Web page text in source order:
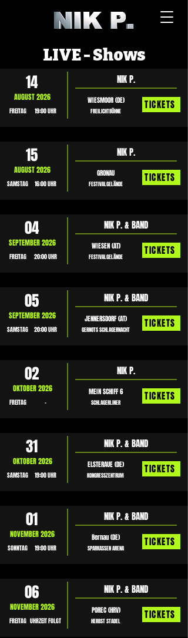
LIVE - Shows
14
FREITAG 19:00 UHR
AUGUST 2026 WIESMOOR (DE)
FREILICHTBÜHNE
NIK P.
TICKETS
15
SAMSTAG 16:00 UHR
AUGUST 2026 GRONAU
FESTIVALGELÄNDE
NIK P.
TICKETS
04
FREITAG 20:00 UHR
SEPTEMBER 2026 WIESEN (AT)
FESTIVALGELÄNDE
NIK P. & BAND
TICKETS
05
SAMSTAG 20:00 UHR
SEPTEMBER 2026 JENNERSDORF (AT)
GERNOTS SCHLAGERNACHT
NIK P. & BAND
TICKETS
02
FREITAG -
OKTOBER 2026 MEIN SCHIFF 6
SCHLAGERLINER
NIK P.
TICKETS
31
SAMSTAG 19:00 UHR
OKTOBER 2026 ELSTERAUE (DE)
KONGRESSZENTRUM
NIK P. & BAND
TICKETS
01
SONNTAG 19:00 UHR
NOVEMBER 2026 Bernau (DE)
SPARKASSEN ARENA
NIK P. & BAND
TICKETS
06
FREITAG UHRZEIT FOLGT
NOVEMBER 2026 POREC (HRV)
HERBST STADEL
NIK P. & BAND
TICKETS